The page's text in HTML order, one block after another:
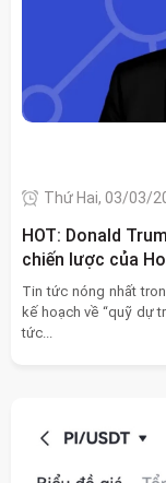
Thứ Hai, 03/03/
HOT: Donald
chiến lược của
Tin tức nóng nhất
kế hoạch về “quỹ dự
tức...